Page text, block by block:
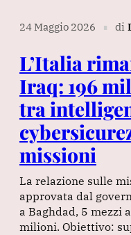
24 Maggio 2026 ∎ di
L’Italia
Iraq: 196
tra
missioni
La relazione sulle
approvata dal
a Baghdad, 5 mezzi
milioni. Obiettivo: